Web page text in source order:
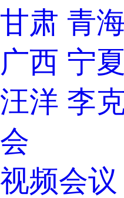
甘肃 青
广西 宁夏
汪洋 李
会
视频会议